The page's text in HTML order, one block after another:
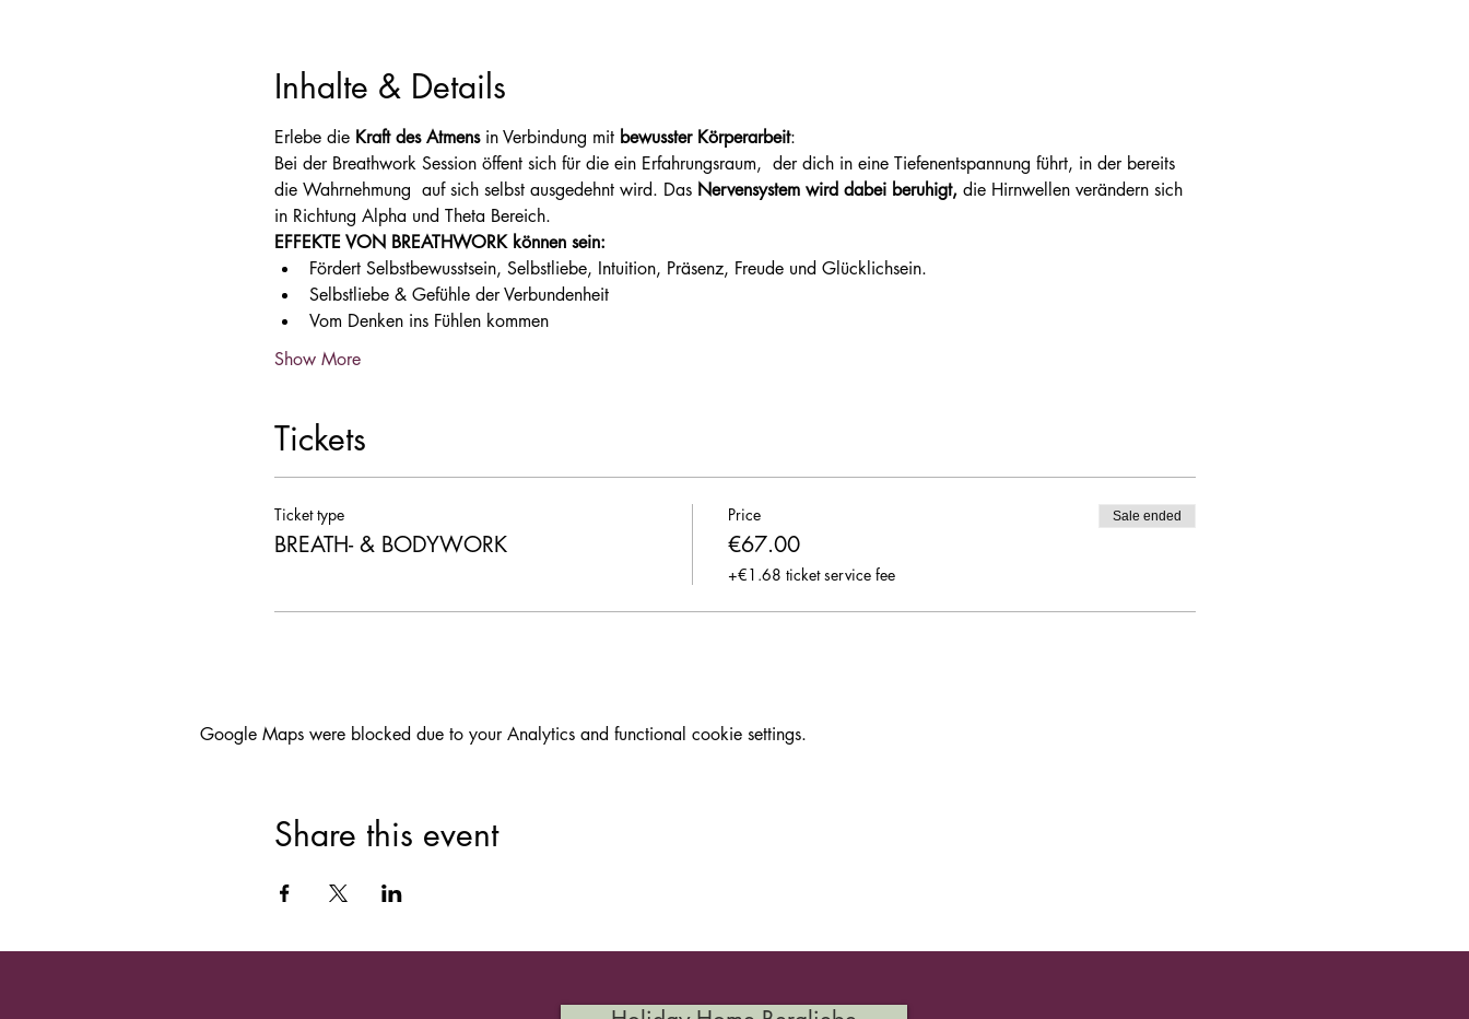
Inhalte & Details
Erlebe die Kraft des Atmens in Verbindung mit bewusster Körperarbeit:
Bei der Breathwork Session öffent sich für die ein Erfahrungsraum,  der dich in eine Tiefenentspannung führt, in der bereits
die Wahrnehmung  auf sich selbst ausgedehnt wird. Das Nervensystem wird dabei beruhigt, die Hirnwellen verändern sich
in Richtung Alpha und Theta Bereich.
EFFEKTE VON BREATHWORK können sein:
Fördert Selbstbewusstsein, Selbstliebe, Intuition, Präsenz, Freude und Glücklichsein.
Selbstliebe & Gefühle der Verbundenheit
Vom Denken ins Fühlen kommen
Show More
Tickets
Ticket type
BREATH- & BODYWORK
Price
€67.00
+€1.68 ticket service fee
Sale ended
Google Maps were blocked due to your Analytics and functional cookie settings.
Share this event